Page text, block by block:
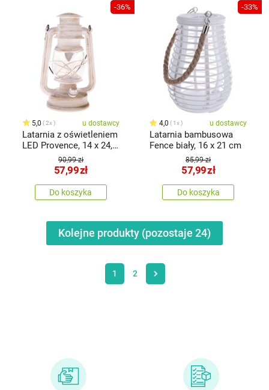
-36%
5,0 2x u dostawcy
Latarnia z oświetleniem
LED Provence, 14 x 24,5
x10,5 cm, 10 diod LED,
ciepła biała, plastik
90,99 zł
57,99zł
Do koszyka
-33%
4,0 1x u dostawcy
Latarnia bambusowa
Fence biały, 16 x 21 cm
85,99 zł
57,99zł
Do koszyka
Kolejne produkty (pozostaje 24)
1 2